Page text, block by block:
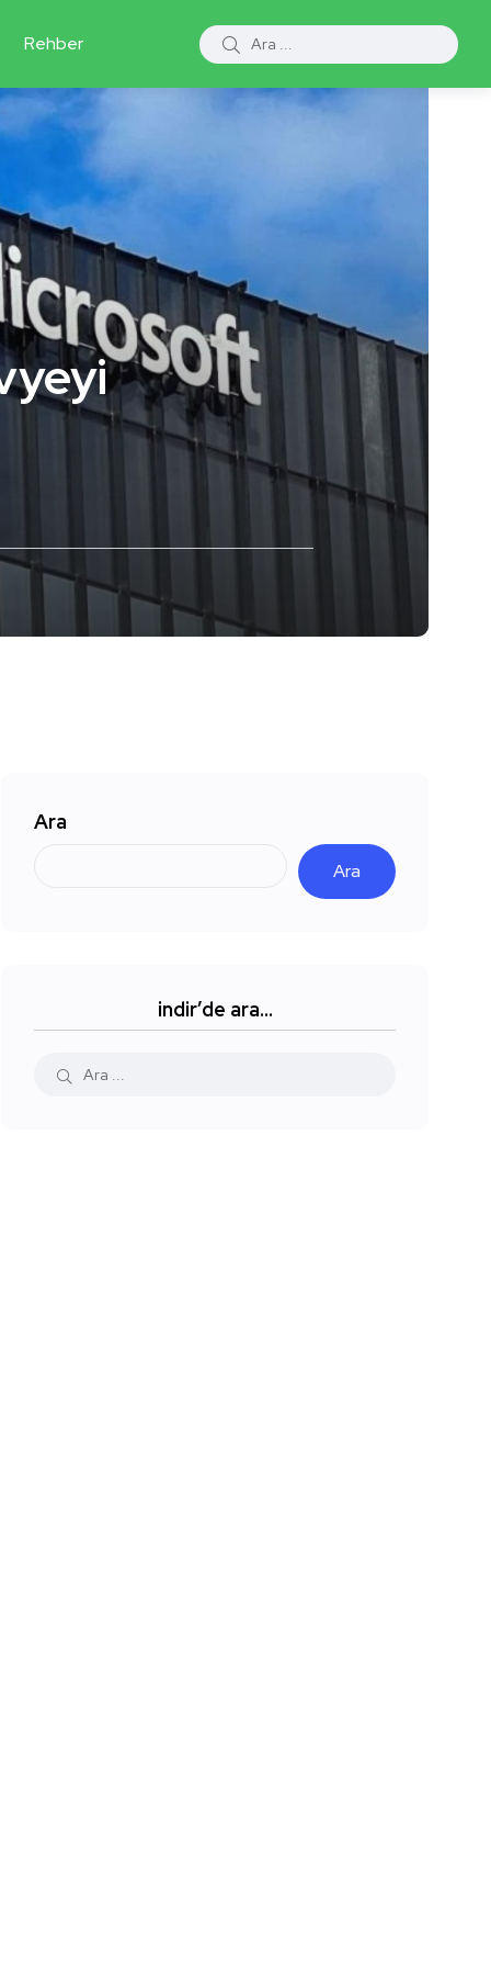
Rehber
Ara
Ara
indir’de ara…